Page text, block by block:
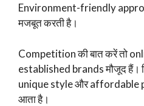
Environment-friendly
मजबूत करती है।
Competition की बात करें तो
established brands मौजूद हैं।
unique style और affordable
आता है।